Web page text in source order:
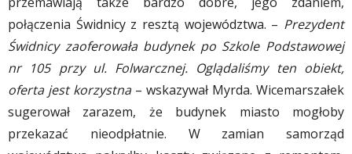
połączenia Świdnicy z resztą województwa. – Prezydent
Świdnicy zaoferowała budynek po Szkole Podstawowej
nr 105 przy ul. Folwarcznej. Oglądaliśmy ten obiekt,
oferta jest korzystna– wskazywał Myrda. Wicemarszałek
sugerował zarazem, że budynek miasto mogłoby
przekazać nieodpłatnie. W zamian samorząd